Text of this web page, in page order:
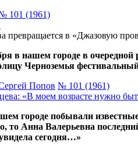
101 (1961)
превращается в «Джазовую
в нашем городе в
Черноземья
Попов № 101 (1961)
«В моем возрасте нужно
городе побывали
то Анна Валерьевна
сегодня…»